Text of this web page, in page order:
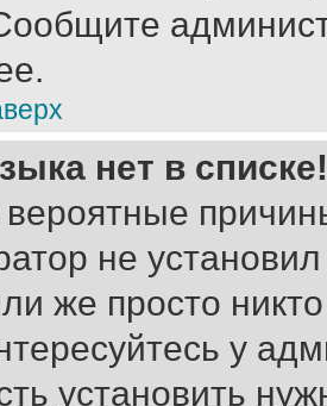
нет в списке!
не
же просто
у
установить